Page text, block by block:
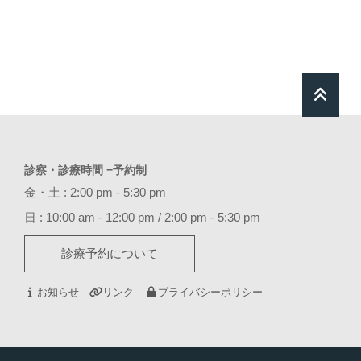
診察・診療時間 −予約制
金・土 : 2:00 pm - 5:30 pm
日 : 10:00 am - 12:00 pm / 2:00 pm - 5:30 pm
診療予約について
お知らせ リンク プライバシーポリシー